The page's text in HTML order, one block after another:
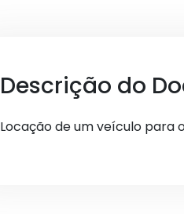
Descrição do
Locação de um veículo para